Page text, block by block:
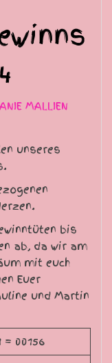
MALLIEN
unseres
bis
ab, da wir am
mit euch
Euer
und Martin
= 00156